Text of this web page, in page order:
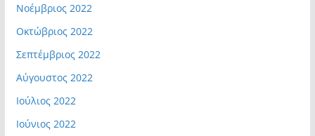
Νοέμβριος 2022
Οκτώβριος 2022
Σεπτέμβριος 2022
Αύγουστος 2022
Ιούλιος 2022
Ιούνιος 2022